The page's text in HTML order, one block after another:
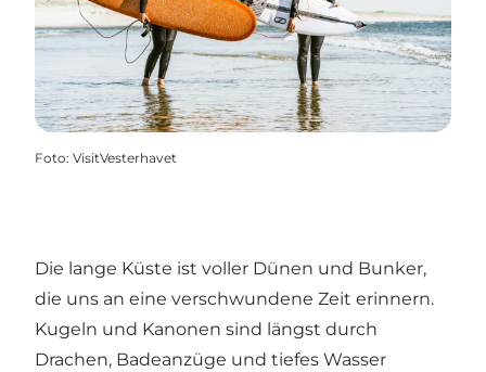
Foto: VisitVesterhavet
Die lange Küste ist voller Dünen und Bunker,
die uns an eine verschwundene Zeit erinnern.
Kugeln und Kanonen sind längst durch
Drachen, Badeanzüge und tiefes Wasser